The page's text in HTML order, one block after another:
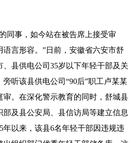
事，如今站在被告席上接受审
语言形容。”日前，安徽省六安市舒
、县供电公司35岁以下年轻干部及关
旁听该县供电公司“90后”职工卢某某
审。在深化警示教育的同时，舒城县
部及县公安局、县信访局等建立信息
年以来，该县6名年轻干部因违规违